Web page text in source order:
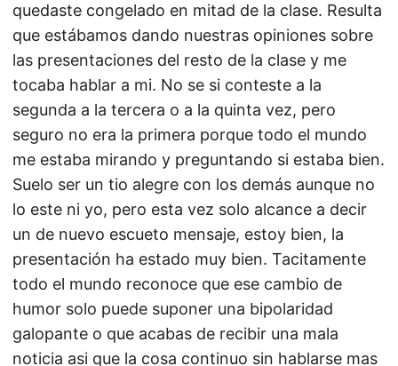
quedaste congelado en mitad de la clase. Resulta
que estábamos dando nuestras opiniones sobre
las presentaciones del resto de la clase y me
tocaba hablar a mi. No se si conteste a la
segunda a la tercera o a la quinta vez, pero
seguro no era la primera porque todo el mundo
me estaba mirando y preguntando si estaba bien.
Suelo ser un tio alegre con los demás aunque no
lo este ni yo, pero esta vez solo alcance a decir
un de nuevo escueto mensaje, estoy bien, la
presentación ha estado muy bien. Tacitamente
todo el mundo reconoce que ese cambio de
humor solo puede suponer una bipolaridad
galopante o que acabas de recibir una mala
noticia asi que la cosa continuo sin hablarse mas